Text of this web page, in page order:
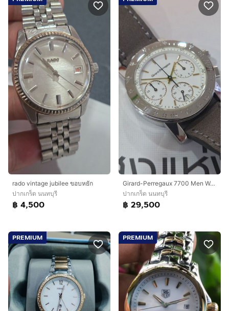
rado vintage jubilee ขอบหยัก
ปากเกร็ด นนทบุรี
฿ 4,500
Girard-Perregaux 7700 Men Watch
ปากเกร็ด นนทบุรี
฿ 29,500
PREMIUM PREMIUM